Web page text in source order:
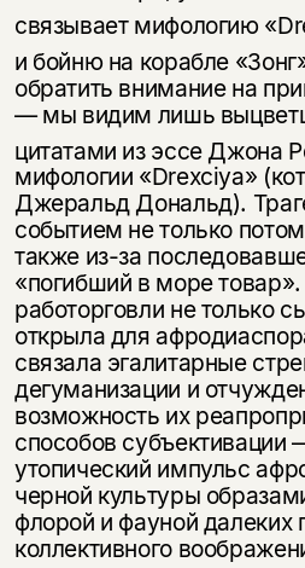
связывает мифологию
и бойню на корабле
обратить внимание на
— мы видим лишь
цитатами из эссе Джона
мифологии «Drexciya»
Джеральд Дональд).
событием не только
также из-за
«погибший в море
работорговли не только
открыла для
связала эгалитарные
дегуманизации и
возможность их
способов
утопический импульс
черной культуры
флорой и фауной далеких
коллективного